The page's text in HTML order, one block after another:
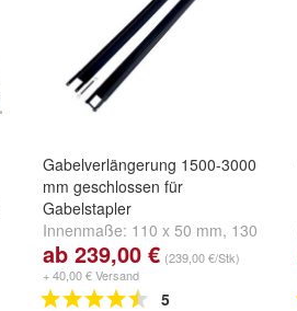
Gabelverlängerung 1500-3000
mm geschlossen für
Gabelstapler
Innenmaße: 110 x 50 mm, 130
x 50 mmund150 x 50 mm
ab 239,00 € (239,00 €/Stk)
+ 40,00 € Versand
5